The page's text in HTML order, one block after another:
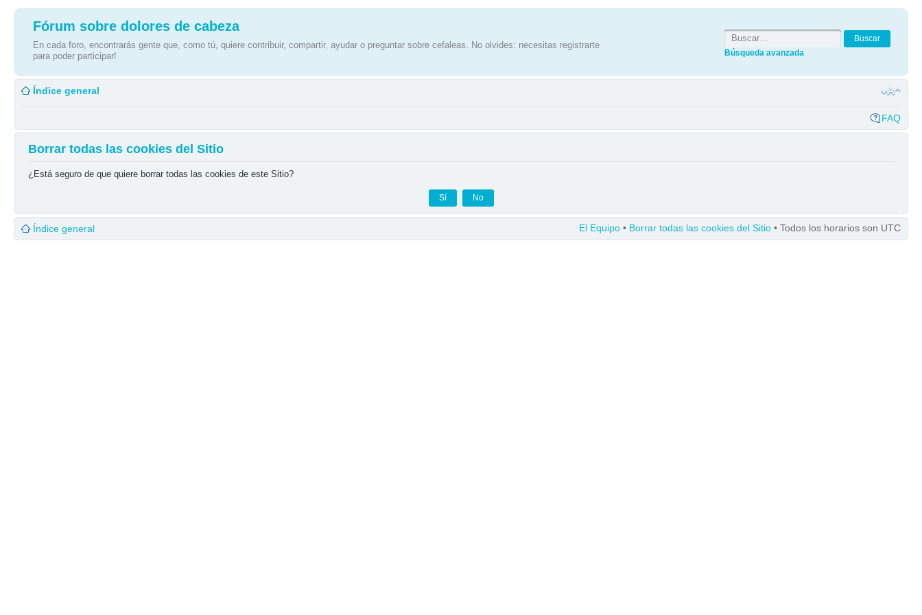
Fórum sobre dolores de cabeza
En cada foro, encontrarás gente que, como tú, quiere contribuir, compartir, ayudar o preguntar sobre cefaleas. No olvides: necesitas registrarte
para poder participar!
Búsqueda avanzada
Índice general
FAQ
Borrar todas las cookies del Sitio
¿Está seguro de que quiere borrar todas las cookies de este Sitio?
Índice general El Equipo • Borrar todas las cookies del Sitio • Todos los horarios son UTC